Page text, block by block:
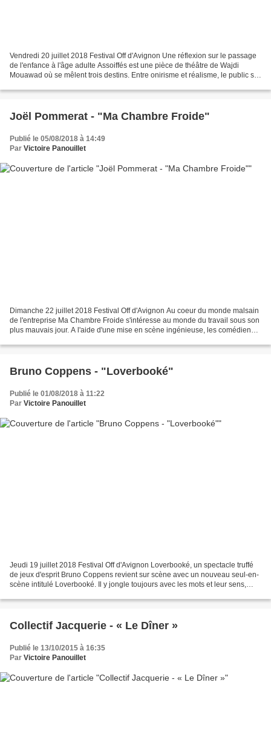
Vendredi 20 juillet 2018 Festival Off d'Avignon Une réflexion sur le passage
de l'enfance à l'âge adulte Assoiffés est une pièce de théâtre de Wajdi
Mouawad où se mêlent trois destins. Entre onirisme et réalisme, le public se
Joël Pommerat - "Ma Chambre Froide"
Publié le 05/08/2018 à 14:49
Par Victoire Panouillet
Dimanche 22 juillet 2018 Festival Off d'Avignon Au coeur du monde malsain
de l'entreprise Ma Chambre Froide s'intéresse au monde du travail sous son
plus mauvais jour. A l'aide d'une mise en scène ingénieuse, les comédiens
Bruno Coppens - "Loverbooké"
Publié le 01/08/2018 à 11:22
Par Victoire Panouillet
Jeudi 19 juillet 2018 Festival Off d'Avignon Loverbooké, un spectacle truffé
de jeux d'esprit Bruno Coppens revient sur scène avec un nouveau seul-en-
scène intitulé Loverbooké. Il y jongle toujours avec les mots et leur sens,
Collectif Jacquerie - « Le Dîner »
Publié le 13/10/2015 à 16:35
Par Victoire Panouillet